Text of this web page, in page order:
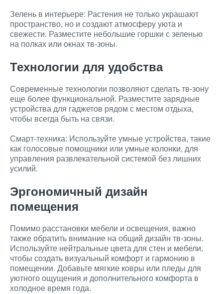
Зелень в интерьере: Растения не только украшают
пространство, но и создают атмосферу уюта и
свежести. Разместите небольшие горшки с зеленью
на полках или окнах тв-зоны.
Технологии для удобства
Современные технологии позволяют сделать тв-зону
еще более функциональной. Разместите зарядные
устройства для гаджетов рядом с местом отдыха,
чтобы всегда быть на связи.
Смарт-техника: Используйте умные устройства, такие
как голосовые помощники или умные колонки, для
управления развлекательной системой без лишних
усилий.
Эргономичный дизайн
помещения
Помимо расстановки мебели и освещения, важно
также обратить внимание на общий дизайн тв-зоны.
Используйте нейтральные цвета для стен и мебели,
чтобы создать визуальный комфорт и гармонию в
помещении. Добавьте мягкие ковры или пледы для
уютного ощущения и дополнительного комфорта в
холодное время года.